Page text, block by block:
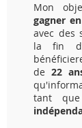
Mon
gagner
avec des
la fin
de 22
tant